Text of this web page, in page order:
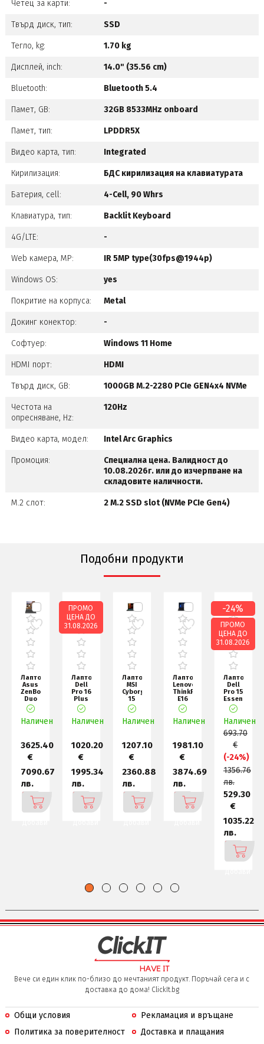
Четец за карти: -
Твърд диск, тип: SSD
Тегло, kg: 1.70 kg
Дисплей, inch: 14.0" (35.56 cm)
Bluetooth: Bluetooth 5.4
Памет, GB: 32GB 8533MHz onboard
Памет, тип: LPDDR5X
Видео карта, тип: Integrated
Кирилизация: БДС кирилизация на клавиатурата
Батерия, cell: 4-Cell, 90 Whrs
Клавиатура, тип: Backlit Keyboard
4G/LTE: -
Web камера, MP: IR 5MP type(30fps@1944p)
Windows OS: yes
Покритие на корпуса: Metal
Докинг конектор: -
Софтуер: Windows 11 Home
HDMI порт: HDMI
Твърд диск, GB: 1000GB M.2-2280 PCIe GEN4x4 NVMe
Честота на
опресняване, Hz:
120Hz
Видео карта, модел: Intel Arc Graphics
Промоция:
Специална цена. Валидност до
10.08.2026г. или до изчерпване на
складовите наличности.
M.2 слот: 2 M.2 SSD slot (NVMe PCIe Gen4)
Подобни продукти
Лаптоп
Asus
ZenBook
Duo
14
UX8407AA-
SN130X,
Наличен
3625.40
€
7090.67
лв.
Лаптоп
Dell
Pro 16
Plus
PB16250,
Intel
Ultra
Наличен
1020.20
€
1995.34
лв.
ПРОМО
ЦЕНА ДО
31.08.2026
Лаптоп
MSI
Cyborg
15
B2RWFKG,
Intel
Core
(1
Наличен
1207.10
€
2360.88
лв.
Лаптоп
Lenovo
ThinkPad
E16
G3
Intel
Core
Наличен
1981.10
€
3874.69
лв.
Лаптоп
Dell
Pro 15
Essential
PV15250,
Intel
Core 3
Наличен
693.70
€
(-24%)
1356.76
лв.
529.30
€
1035.22
лв.
-24%
ПРОМО
ЦЕНА ДО
31.08.2026
Вече си един клик по-близо до мечтаният продукт. Поръчай сега и с
доставка до дома! ClickIt.bg
Общи условия
Рекламация и връщане
Политика за поверителност
Доставка и плащания